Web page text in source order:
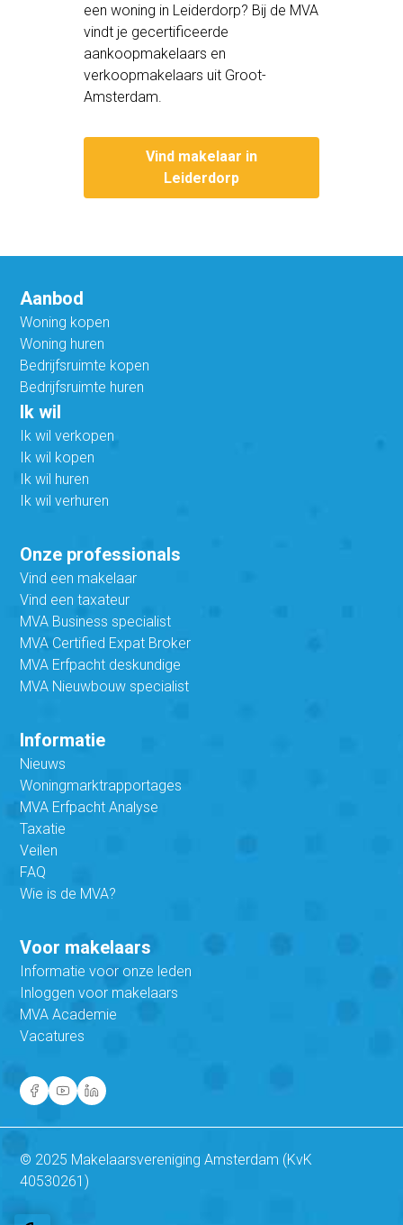
een woning in Leiderdorp? Bij de MVA
vindt je gecertificeerde
aankoopmakelaars en
verkoopmakelaars uit Groot-
Amsterdam.
Vind makelaar in
Leiderdorp
Aanbod
Woning kopen
Woning huren
Bedrijfsruimte kopen
Bedrijfsruimte huren
Ik wil
Ik wil verkopen
Ik wil kopen
Ik wil huren
Ik wil verhuren
Onze professionals
Vind een makelaar
Vind een taxateur
MVA Business specialist
MVA Certified Expat Broker
MVA Erfpacht deskundige
MVA Nieuwbouw specialist
Informatie
Nieuws
Woningmarktrapportages
MVA Erfpacht Analyse
Taxatie
Veilen
FAQ
Wie is de MVA?
Voor makelaars
Informatie voor onze leden
Inloggen voor makelaars
MVA Academie
Vacatures
© 2025 Makelaarsvereniging Amsterdam (KvK
40530261)